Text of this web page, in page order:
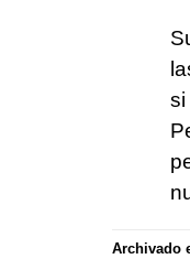
si
Archivado